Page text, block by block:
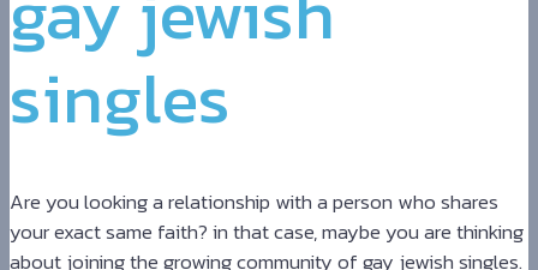
singles
Are you looking a relationship with a person who shares
your exact same faith? in that case, maybe you are thinking
about joining the growing community of gay jewish singles.